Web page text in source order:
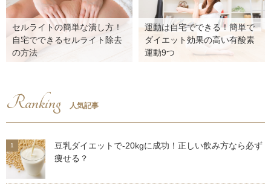
セルライトの簡単な潰し方！
自宅でできるセルライト除去
の方法
運動は自宅でできる！簡単で
ダイエット効果の高い有酸素
運動9つ
Ranking 人気記事
豆乳ダイエットで-20kgに成功！正しい飲み方なら必ず
痩せる？